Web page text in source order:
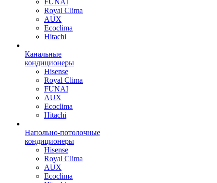
FUNAI
Royal Clima
AUX
Ecoclima
Hitachi
Канальные
кондиционеры
Hisense
Royal Clima
FUNAI
AUX
Ecoclima
Hitachi
Напольно-потолочные
кондиционеры
Hisense
Royal Clima
AUX
Ecoclima